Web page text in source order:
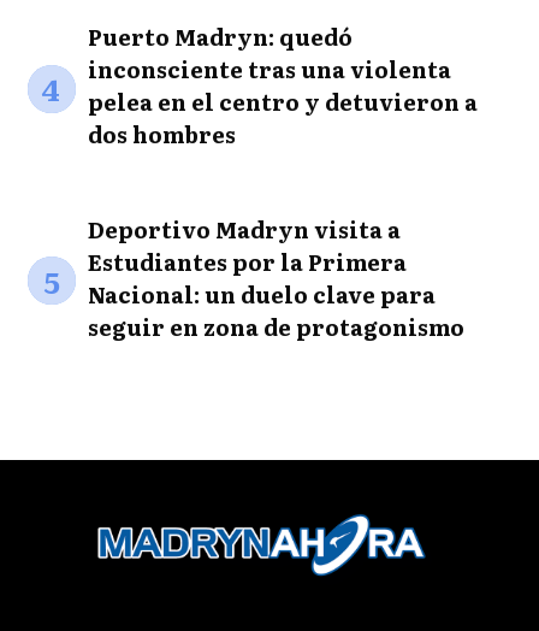
4
Puerto Madryn: quedó
inconsciente tras una violenta
pelea en el centro y detuvieron a
dos hombres
5
Deportivo Madryn visita a
Estudiantes por la Primera
Nacional: un duelo clave para
seguir en zona de protagonismo